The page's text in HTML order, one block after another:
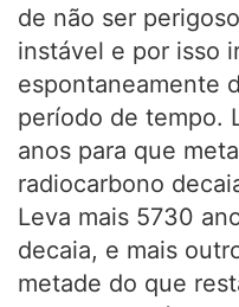
de não ser
instável e por isso
espontaneamente
período de tempo.
anos para que
radiocarbono
Leva mais 5730
decaia, e mais
metade do que